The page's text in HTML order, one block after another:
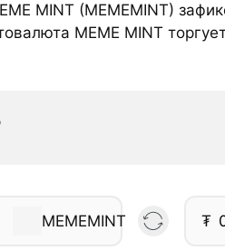
MINT (MEMEMINT)
MEME MINT
MEMEMINT ₮